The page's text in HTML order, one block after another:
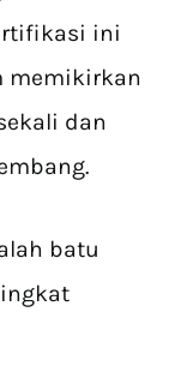
ini
memikirkan
dan
batu